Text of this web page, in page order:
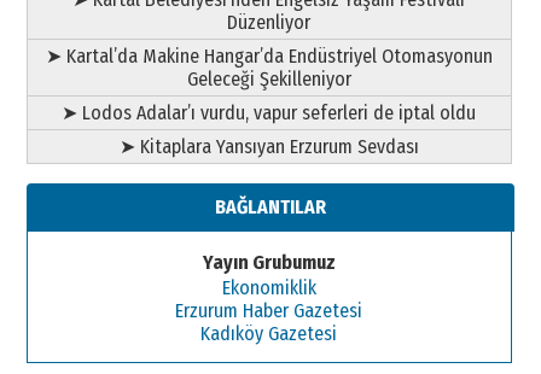
Düzenliyor
➤ Kartal’da Makine Hangar’da Endüstriyel Otomasyonun
Geleceği Şekilleniyor
➤ Lodos Adalar’ı vurdu, vapur seferleri de iptal oldu
➤ Kitaplara Yansıyan Erzurum Sevdası
BAĞLANTILAR
Yayın Grubumuz
Ekonomiklik
Erzurum Haber Gazetesi
Kadıköy Gazetesi